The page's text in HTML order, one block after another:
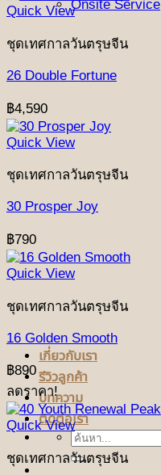
Onsite Service
เกี่ยวกับเรา
รีวิวลูกค้า
บทความ
ติดต่อเรา
ค้นหา:
was:is:
Quick View
ชุดเทศกาลวันตรุษจีน
26 Double Fortune
฿4,590
Quick View
ชุดเทศกาลวันตรุษจีน
30 Prosper Joy
฿790
Quick View
ชุดเทศกาลวันตรุษจีน
16 Golden Smooth
฿890
ลดราคา!
Quick View
ชุดเทศกาลวันตรุษจีน